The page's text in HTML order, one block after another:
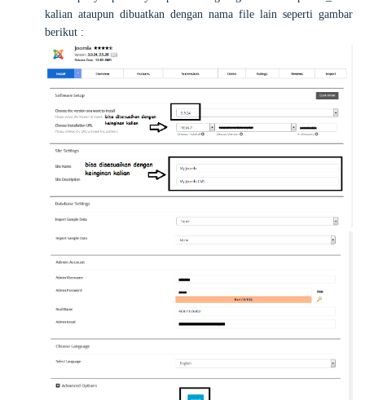
kalian ataupun dibuatkan dengan nama file lain seperti gambar
berikut :